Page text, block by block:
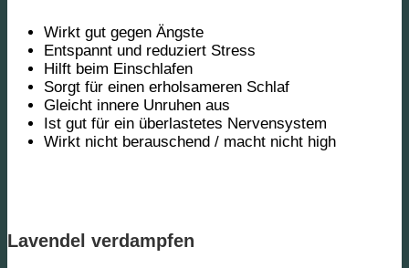
Wirkt gut gegen Ängste
Entspannt und reduziert Stress
Hilft beim Einschlafen
Sorgt für einen erholsameren Schlaf
Gleicht innere Unruhen aus
Ist gut für ein überlastetes Nervensystem
Wirkt nicht berauschend / macht nicht high
Lavendel verdampfen